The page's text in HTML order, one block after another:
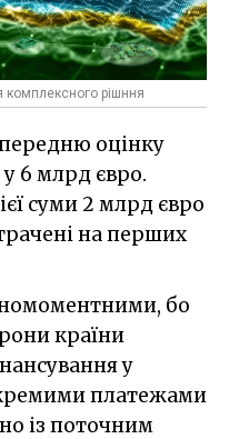
комплексного рішння
оцінку
у 6 млрд євро.
суми 2 млрд євро
на перших
бо
країни
у
платежами
із поточним